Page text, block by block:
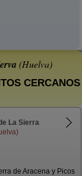
(Huelva)
CERCANOS
La Sierra
de Aracena y Picos